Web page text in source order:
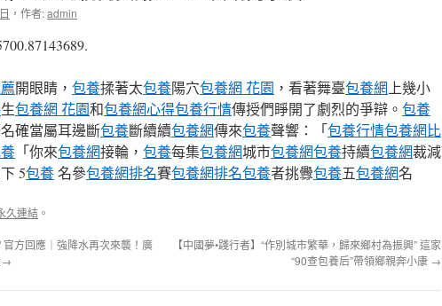
， 作者:admin
開眼睛， 包養揉著太包養陽穴包養網 花園 ，看著舞臺包養網 上幾小
生包養網 花園和包養網心得包養行情傳授們睜開了劇烈的爭辯。 包養
確當屬耳邊斷包養斷續續包養網傳來包養聲響：「包養行情包養網比
「你來包養網接輪， 包養每集包養網城市包養網包養持續包養網裁減
5包養名參包養網排名賽包養網排名包養者挑釁包養五包養網名
久連結 。
方回應｜強降水再次來襲！廣
→
【中國夢•踐行者】“作別城市繁華，歸來鄉村為振興” 這家
“90查包養后”帶領鄉親奔小康 →